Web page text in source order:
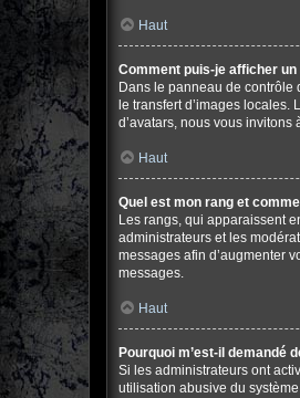
Haut
Comment puis-je afficher un
Dans le panneau de contrôle
le transfert d’images
d’avatars, nous vous
Haut
Quel est mon rang et
Les rangs, qui apparaissent
administrateurs et les
messages afin d’augmenter
messages.
Haut
Pourquoi m’est-il demandé
Si les administrateurs ont
utilisation abusive du